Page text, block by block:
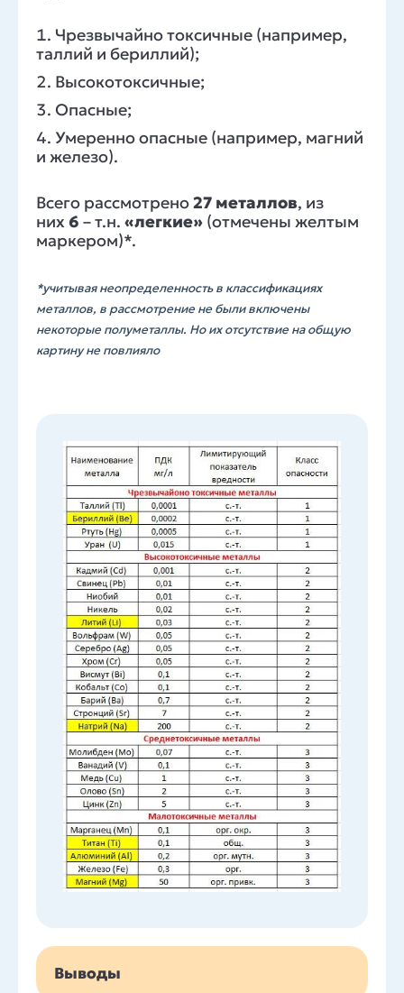
Чрезвычайно токсичные (например,
таллий и бериллий);
Высокотоксичные;
Опасные;
Умеренно опасные (например, магний
и железо).
Всего рассмотрено27 металлов, из
них 6 – т.н. «легкие» (отмечены желтым
маркером)*.
*учитывая неопределенность в классификациях
металлов, в рассмотрение не были включены
некоторые полуметаллы. Но их отсутствие на общую
картину не повлияло
Выводы